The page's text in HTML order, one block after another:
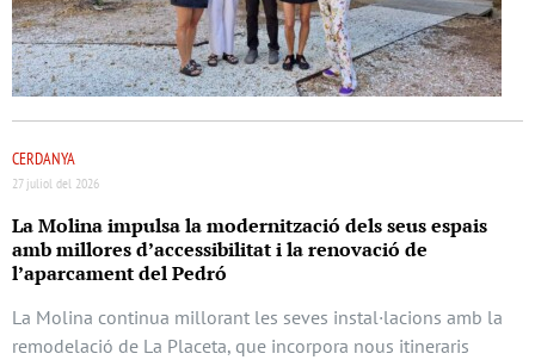
CERDANYA
27 juliol del 2026
La Molina impulsa la modernització dels seus espais
amb millores d’accessibilitat i la renovació de
l’aparcament del Pedró
La Molina continua millorant les seves instal·lacions amb la
remodelació de La Placeta, que incorpora nous itineraris